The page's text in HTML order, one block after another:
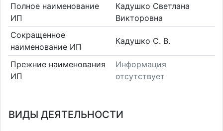
Полное наименование
ИП
Кадушко Светлана
Викторовна
Сокращенное
наименование ИП
Кадушко С. В.
Прежние наименования
ИП
Информация
отсутствует
ВИДЫ ДЕЯТЕЛЬНОСТИ